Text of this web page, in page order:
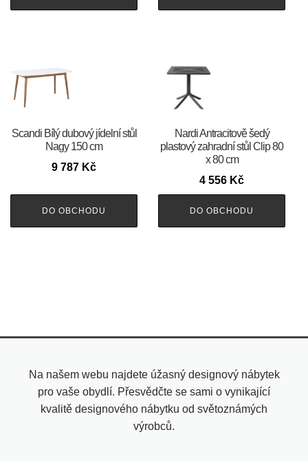
Scandi Bílý dubový jídelní stůl
Nagy 150 cm
9 787 Kč
DO OBCHODU
Nardi Antracitově šedý
plastový zahradní stůl Clip 80
x 80 cm
4 556 Kč
DO OBCHODU
Na našem webu najdete úžasný designový nábytek
pro vaše obydlí. Přesvědčte se sami o vynikající
kvalitě designového nábytku od světoznámých
výrobců.